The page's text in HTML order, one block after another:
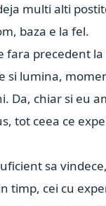
multi alti
baza e la fel.
precedent
si lumina,
Da, chiar si eu
tot ceea ce
sa
timp, cei cu